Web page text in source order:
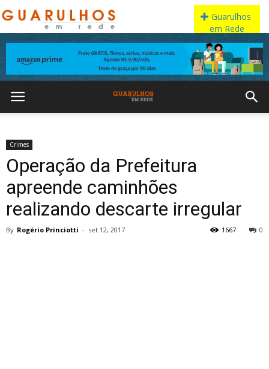
Crimes
Operação da Prefeitura
apreende caminhões
realizando descarte irregular
By Rogério Princiotti - set 12, 2017 0
1667